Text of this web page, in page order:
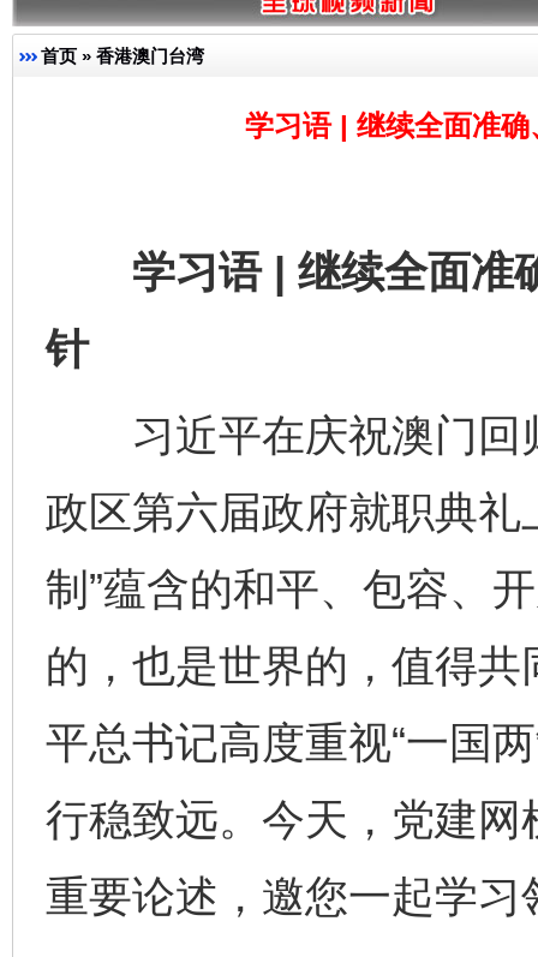
首页 » 香港澳门台湾
学习语 | 继续全面准
学习语 | 继续全面准
针
习近平在庆祝澳门回
政区第六届政府就职典礼
制”蕴含的和平、包容、
的，也是世界的，值得
平总书记高度重视“一国
行稳致远。今天，党建
重要论述，邀您一起学习